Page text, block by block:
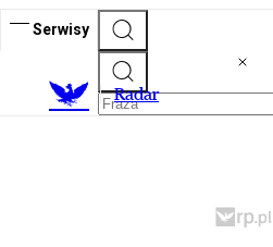
Serwisy
Radar